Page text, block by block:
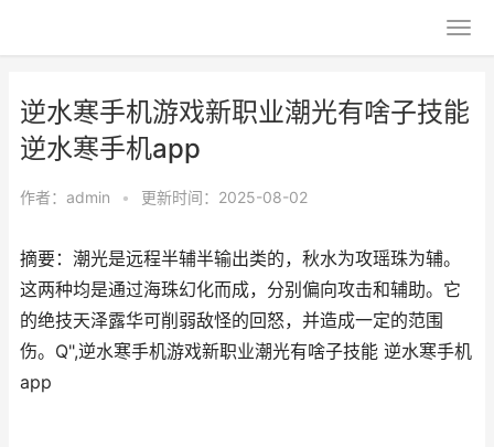
逆水寒手机游戏新职业潮光有啥子技能
逆水寒手机app
作者： admin • 更新时间：2025-08-02
摘要：潮光是远程半辅半输出类的，秋水为攻瑶珠为辅。
这两种均是通过海珠幻化而成，分别偏向攻击和辅助。它
的绝技天泽露华可削弱敌怪的回怒，并造成一定的范围
伤。Q",逆水寒手机游戏新职业潮光有啥子技能 逆水寒手机
app